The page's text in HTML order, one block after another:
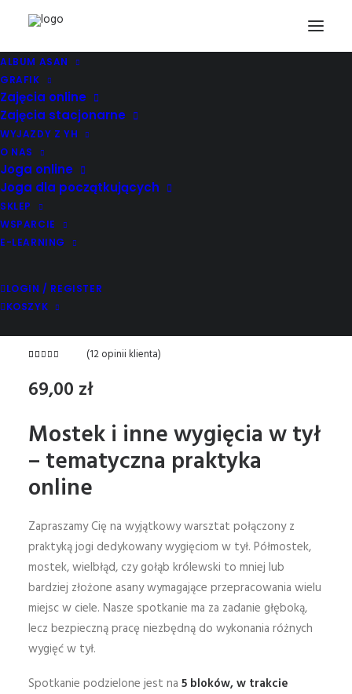
ALBUM ASAN
GRAFIK
Zajęcia online
Zajęcia stacjonarne
WYJAZDY Z YH
O NAS
Joga online
Joga dla początkujących
SKLEP
WSPARCIE
E-LEARNING
LOGIN / REGISTER
KOSZYK
na
klientów
(12opinii klienta)
69,00 zł
Mostek i inne wygięcia w tył
–tematyczna praktyka
online
Zapraszamy Cię na wyjątkowy warsztat połączony z
praktyką jogi dedykowany wygięciom w tył. Półmostek,
mostek, wielbłąd, czy gołąb królewski to mniej lub
bardziej złożone asany wymagające przepracowania wielu
miejsc w ciele. Nasze spotkanie ma za zadanie głęboką,
lecz bezpieczną pracę niezbędną do wykonania różnych
wygięć w tył.
Spotkanie podzielone jest na 5 bloków, w trakcie